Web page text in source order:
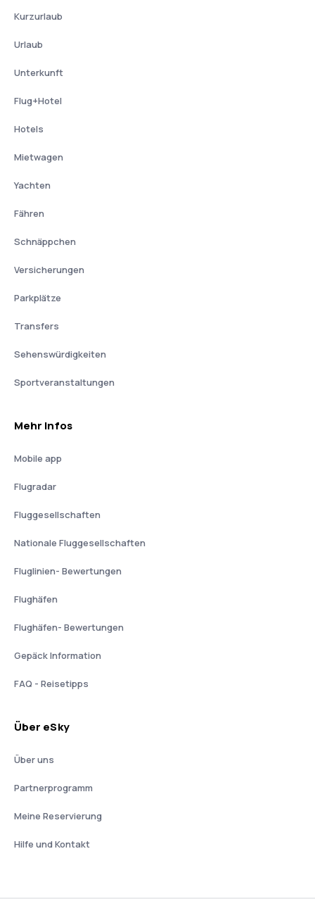
Kurzurlaub
Urlaub
Unterkunft
Flug+Hotel
Hotels
Mietwagen
Yachten
Fähren
Schnäppchen
Versicherungen
Parkplätze
Transfers
Sehenswürdigkeiten
Sportveranstaltungen
Mehr Infos
Mobile app
Flugradar
Fluggesellschaften
Nationale Fluggesellschaften
Fluglinien- Bewertungen
Flughäfen
Flughäfen- Bewertungen
Gepäck Information
FAQ - Reisetipps
Über eSky
Über uns
Partnerprogramm
Meine Reservierung
Hilfe und Kontakt